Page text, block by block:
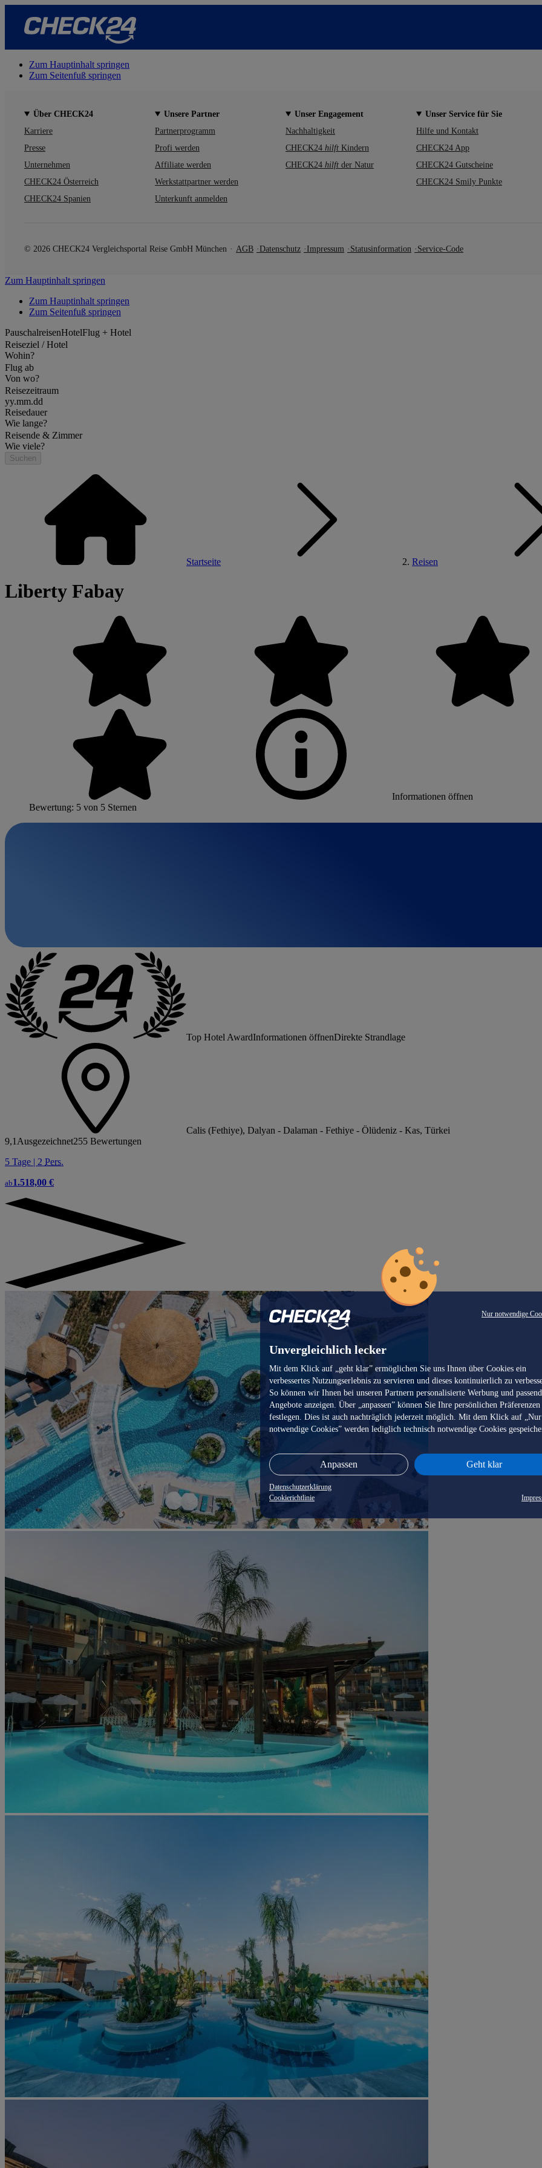
Nur notwendige
Unvergleichlich lecker
Mit dem Klick auf „geht klar” ermöglichen Sie uns Ihnen über Cookies ein
verbessertes Nutzungserlebnis zu servieren und dieses kontinuierlich zu
So können wir Ihnen bei unseren Partnern personalisierte Werbung und
Angebote anzeigen. Über „anpassen” können Sie Ihre persönlichen Präferenzen
festlegen. Dies ist auch nachträglich jederzeit möglich. Mit dem Klick auf „Nur
notwendige Cookies” werden lediglich technisch notwendige Cookies
Anpassen Geht klar
Datenschutzerklärung
Cookierichtlinie
Zum Hauptinhalt springen
Zum Seitenfuß springen
Über CHECK24
Karriere
Presse
Unternehmen
CHECK24 Österreich
CHECK24 Spanien
Unsere Partner
Partnerprogramm
Profi werden
Affiliate werden
Werkstattpartner werden
Unterkunft anmelden
Unser Engagement
Nachhaltigkeit
CHECK24 hilft Kindern
CHECK24 hilft der Natur
Unser Service für Sie
Hilfe und Kontakt
CHECK24 App
CHECK24 Gutscheine
CHECK24 Smily Punkte
© 2026 CHECK24 Vergleichsportal Reise GmbH München AGB Datenschutz Impressum Statusinformation Service-Code
Zum Hauptinhalt springen
Zum Hauptinhalt springen
Zum Seitenfuß springen
PauschalreisenHotelFlug + Hotel
Reiseziel / Hotel
Wohin?
Flug ab
Von wo?
Reisezeitraum
yy.mm.dd
Reisedauer
Wie lange?
Reisende & Zimmer
Wie viele?
Suchen
Startseite Reisen
Liberty Fabay
Informationen öffnen
Bewertung: 5 von 5 Sternen
Top Hotel AwardInformationen öffnenDirekte Strandlage
Calis (Fethiye), Dalyan - Dalaman - Fethiye - Ölüdeniz - Kas, Türkei
9,1 Ausgezeichnet255 Bewertungen
5 Tage | 2 Pers.
ab1.518,00 €